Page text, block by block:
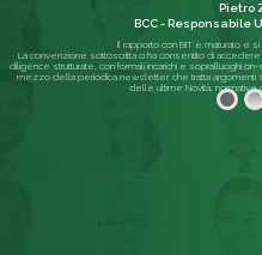
Il rapporto con BIT è maturato e
La convenzione sottoscritta ci ha consentito di
diligence strutturate, con formali incarichi e sopralluoghi
mezzo della periodica newsletter, che tratta
delle ultime Novità, normative
Pietro
BCC - Responsabile